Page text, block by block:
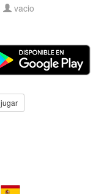
vacio
jugar